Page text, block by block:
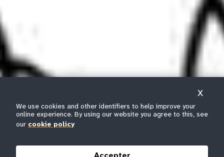
We use cookies and other identifiers to help improve your
online experience. By using our website you agree to this, see
our cookie policy
X